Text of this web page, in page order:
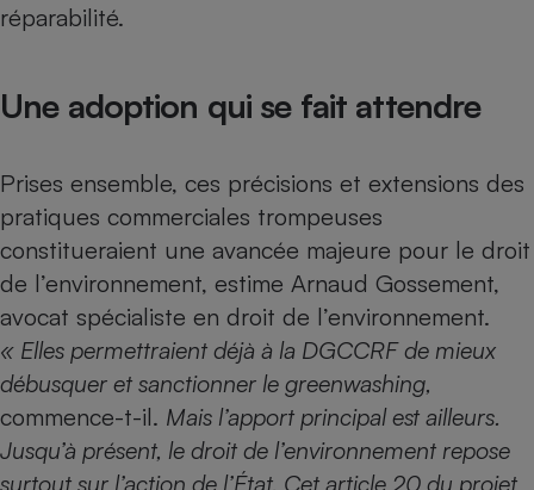
réparabilité.
Une adoption qui se fait attendre
Prises ensemble, ces précisions et extensions des
pratiques commerciales trompeuses
constitueraient une avancée majeure pour le droit
de l’environnement, estime Arnaud Gossement,
avocat spécialiste en droit de l’environnement.
« Elles permettraient déjà à la DGCCRF de mieux
débusquer et sanctionner le greenwashing,
commence-t-il. Mais l’apport principal est ailleurs.
Jusqu’à présent, le droit de l’environnement repose
surtout sur l’action de l’État. Cet article 20 du projet